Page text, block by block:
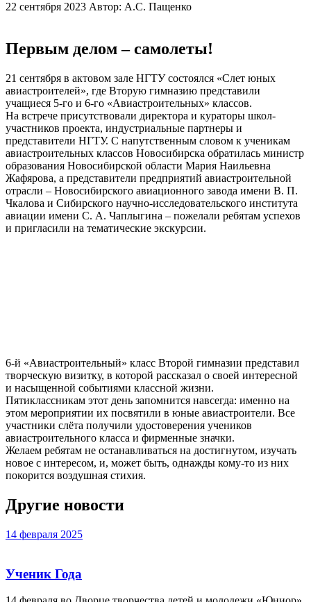
22 сентября 2023 Автор: А.С. Пащенко
Первым делом – самолеты!
21 сентября в актовом зале НГТУ состоялся «Слет юных
авиастроителей», где Вторую гимназию представили
учащиеся 5-го и 6-го «Авиастроительных» классов.
На встрече присутствовали директора и кураторы школ-
участников проекта, индустриальные партнеры и
представители НГТУ. С напутственным словом к ученикам
авиастроительных классов Новосибирска обратилась министр
образования Новосибирской области Мария Наильевна
Жафярова, а представители предприятий авиастроительной
отрасли – Новосибирского авиационного завода имени В. П.
Чкалова и Сибирского научно-исследовательского института
авиации имени С. А. Чаплыгина – пожелали ребятам успехов
и пригласили на тематические экскурсии.
6-й «Авиастроительный» класс Второй гимназии представил
творческую визитку, в которой рассказал о своей интересной
и насыщенной событиями классной жизни.
Пятиклассникам этот день запомнится навсегда: именно на
этом мероприятии их посвятили в юные авиастроители. Все
участники слёта получили удостоверения учеников
авиастроительного класса и фирменные значки.
Желаем ребятам не останавливаться на достигнутом, изучать
новое с интересом, и, может быть, однажды кому-то из них
покорится воздушная стихия.
Другие новости
14 февраля 2025
Ученик Года